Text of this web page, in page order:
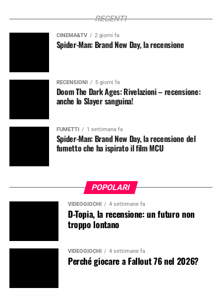
RECENTI
CINEMA&TV 2 giorni fa
Spider-Man: Brand New Day, la recensione
RECENSIONI 5 giorni fa
Doom The Dark Ages: Rivelazioni – recensione:
anche lo Slayer sanguina!
FUMETTI 1 settimana fa
Spider-Man: Brand New Day, la recensione del
fumetto che ha ispirato il film MCU
POPOLARI
VIDEOGIOCHI 4 settimane fa
D-Topia, la recensione: un futuro non
troppo lontano
VIDEOGIOCHI 4 settimane fa
Perché giocare a Fallout 76 nel 2026?